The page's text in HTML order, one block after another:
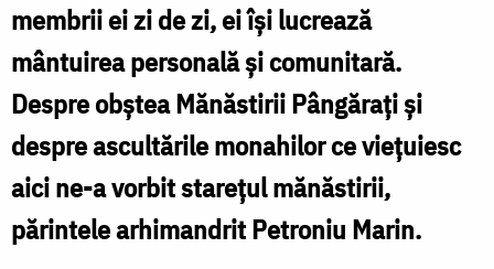
membrii ei zi de zi, ei își lucrează
mântuirea personală și comunitară.
Despre obștea Mănăstirii Pângărați și
despre ascultările monahilor ce viețuiesc
aici ne-a vorbit starețul mănăstirii,
părintele arhimandrit Petroniu Marin.